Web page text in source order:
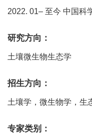
2022. 01– 至今 中国科
研究方向：
土壤微生物生态学
招生方向：
土壤学，微生物学，生
专家类别：